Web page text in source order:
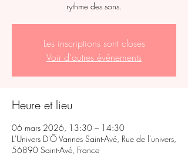
rythme des sons.
Les inscriptions sont closes
Voir d'autres événements
Heure et lieu
06 mars 2026, 13:30 – 14:30
L'Univers D'Ô Vannes Saint-Avé, Rue de l'univers,
56890 Saint-Avé, France